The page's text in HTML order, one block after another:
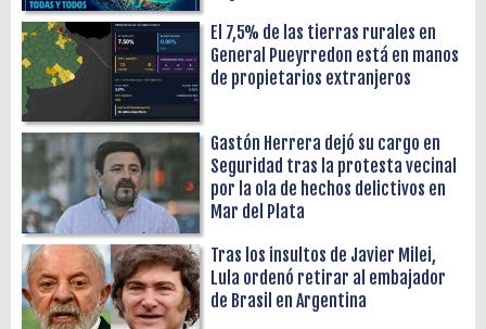
El 7,5% de las tierras rurales en
General Pueyrredon está en manos
de propietarios extranjeros
Gastón Herrera dejó su cargo en
Seguridad tras la protesta vecinal
por la ola de hechos delictivos en
Mar del Plata
Tras los insultos de Javier Milei,
Lula ordenó retirar al embajador
de Brasil en Argentina